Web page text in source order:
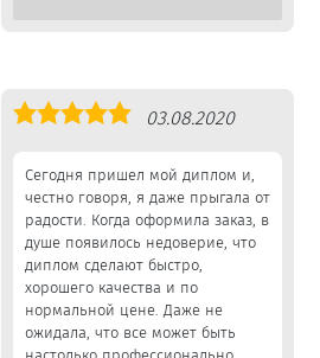
Оценка
03.08.2020
Сегодня пришел мой диплом и,
честно говоря, я даже прыгала от
радости. Когда оформила заказ, в
душе появилось недоверие, что
диплом сделают быстро,
хорошего качества и по
нормальной цене. Даже не
ожидала, что все может быть